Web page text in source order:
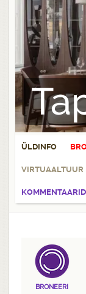
ÜLDINFO
VIRTUAALTUUR
KOMMENTAARID
BRONEERI